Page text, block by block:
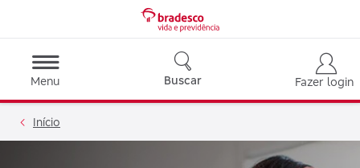
Menu Buscar Fazer login
Início